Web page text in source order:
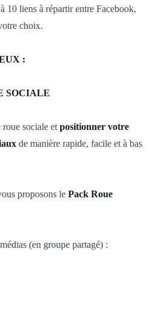
10 liens à répartir entre Facebook,
choix.
:
SOCIALE
sociale et positionner votre
de manière rapide, facile et à bas
proposons le Pack Roue
(en groupe partagé) :